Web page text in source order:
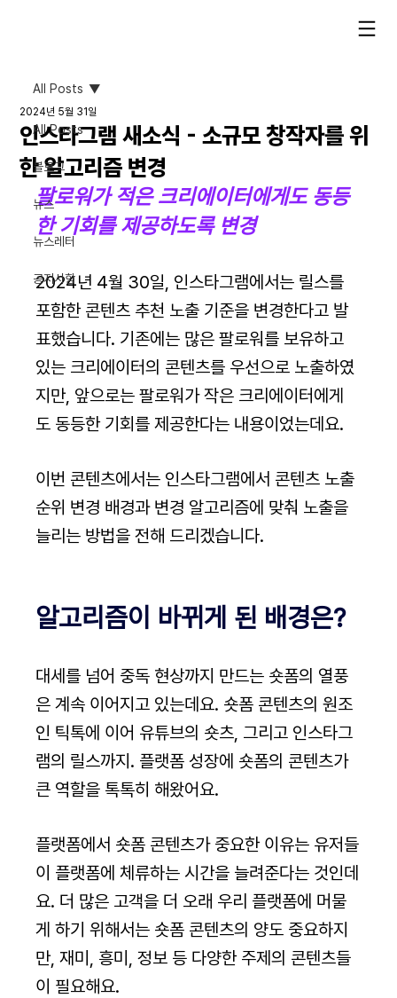
All Posts
블로그
뉴스
뉴스레터
공지사항
All Posts
인스타그램 새소식 - 소규모 창작자를 위
한 알고리즘 변경
2024년 5월 31일
팔로워가 적은 크리에이터에게도 동등
한 기회를 제공하도록 변경
2024년 4월 30일, 인스타그램에서는 릴스를
포함한 콘텐츠 추천 노출 기준을 변경한다고 발
표했습니다. 기존에는 많은 팔로워를 보유하고
있는 크리에이터의 콘텐츠를 우선으로 노출하였
지만, 앞으로는 팔로워가 작은 크리에이터에게
도 동등한 기회를 제공한다는 내용이었는데요.
이번 콘텐츠에서는 인스타그램에서 콘텐츠 노출
순위 변경 배경과 변경 알고리즘에 맞춰 노출을
늘리는 방법을 전해 드리겠습니다.
알고리즘이 바뀌게 된 배경은?
대세를 넘어 중독 현상까지 만드는 숏폼의 열풍
은 계속 이어지고 있는데요. 숏폼 콘텐츠의 원조
인 틱톡에 이어 유튜브의 숏츠, 그리고 인스타그
램의 릴스까지. 플랫폼 성장에 숏폼의 콘텐츠가
큰 역할을 톡톡히 해왔어요.
플랫폼에서 숏폼 콘텐츠가 중요한 이유는 유저들
이 플랫폼에 체류하는 시간을 늘려준다는 것인데
요. 더 많은 고객을 더 오래 우리 플랫폼에 머물
게 하기 위해서는 숏폼 콘텐츠의 양도 중요하지
만, 재미, 흥미, 정보 등 다양한 주제의 콘텐츠들
이 필요해요.